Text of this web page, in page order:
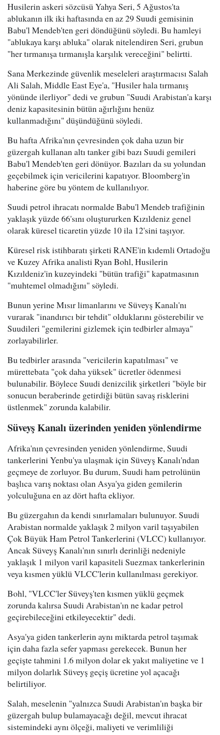
Husilerin askeri sözcüsü Yahya Seri, 5 Ağustos'ta
ablukanın ilk iki haftasında en az 29 Suudi gemisinin
Babu'l Mendeb'ten geri döndüğünü söyledi. Bu hamleyi
"ablukaya karşı abluka" olarak nitelendiren Seri, grubun
"her tırmanışa tırmanışla karşılık vereceğini" belirtti.
Sana Merkezinde güvenlik meseleleri araştırmacısı Salah
Ali Salah, Middle East Eye'a, "Husiler hala tırmanış
yönünde ilerliyor" dedi ve grubun "Suudi Arabistan'a karşı
deniz kapasitesinin bütün ağırlığını henüz
kullanmadığını" düşündüğünü söyledi.
Bu hafta Afrika'nın çevresinden çok daha uzun bir
güzergah kullanan altı tanker gibi bazı Suudi gemileri
Babu'l Mendeb'ten geri dönüyor. Bazıları da su yolundan
geçebilmek için vericilerini kapatıyor. Bloomberg'in
haberine göre bu yöntem de kullanılıyor.
Suudi petrol ihracatı normalde Babu'l Mendeb trafiğinin
yaklaşık yüzde 66'sını oluştururken Kızıldeniz genel
olarak küresel ticaretin yüzde 10 ila 12'sini taşıyor.
Küresel risk istihbaratı şirketi RANE'in kıdemli Ortadoğu
ve Kuzey Afrika analisti Ryan Bohl, Husilerin
Kızıldeniz'in kuzeyindeki "bütün trafiği" kapatmasının
"muhtemel olmadığını" söyledi.
Bunun yerine Mısır limanlarını ve Süveyş Kanalı'nı
vurarak "inandırıcı bir tehdit" olduklarını gösterebilir ve
Suudileri "gemilerini gizlemek için tedbirler almaya"
zorlayabilirler.
Bu tedbirler arasında "vericilerin kapatılması" ve
mürettebata "çok daha yüksek" ücretler ödenmesi
bulunabilir. Böylece Suudi denizcilik şirketleri "böyle bir
sonucun beraberinde getirdiği bütün savaş risklerini
üstlenmek" zorunda kalabilir.
Süveyş Kanalı üzerinden yeniden yönlendirme
Afrika'nın çevresinden yeniden yönlendirme, Suudi
tankerlerini Yenbu'ya ulaşmak için Süveyş Kanalı'ndan
geçmeye de zorluyor. Bu durum, Suudi ham petrolünün
başlıca varış noktası olan Asya'ya giden gemilerin
yolculuğuna en az dört hafta ekliyor.
Bu güzergahın da kendi sınırlamaları bulunuyor. Suudi
Arabistan normalde yaklaşık 2 milyon varil taşıyabilen
Çok Büyük Ham Petrol Tankerlerini (VLCC) kullanıyor.
Ancak Süveyş Kanalı'nın sınırlı derinliği nedeniyle
yaklaşık 1 milyon varil kapasiteli Suezmax tankerlerinin
veya kısmen yüklü VLCC'lerin kullanılması gerekiyor.
Bohl, "VLCC'ler Süveyş'ten kısmen yüklü geçmek
zorunda kalırsa Suudi Arabistan'ın ne kadar petrol
geçirebileceğini etkileyecektir" dedi.
Asya'ya giden tankerlerin aynı miktarda petrol taşımak
için daha fazla sefer yapması gerekecek. Bunun her
geçişte tahmini 1.6 milyon dolar ek yakıt maliyetine ve 1
milyon dolarlık Süveyş geçiş ücretine yol açacağı
belirtiliyor.
Salah, meselenin "yalnızca Suudi Arabistan'ın başka bir
güzergah bulup bulamayacağı değil, mevcut ihracat
sistemindeki aynı ölçeği, maliyeti ve verimliliği